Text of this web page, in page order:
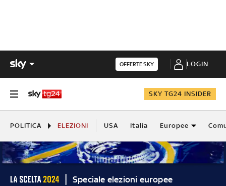
OFFERTE SKY LOGIN
SKY TG24 INSIDER
POLITICA ELEZIONI USA Italia Europee
Speciale elezioni europee